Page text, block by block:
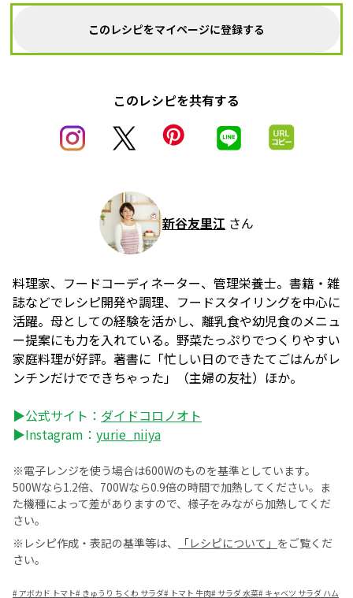
このレシピをマイページに登録する
このレシピを共有する
新谷友里江 さん
料理家、フードコーディネーター、管理栄養士。書籍・雑
誌などでレシピ開発や調理、フードスタイリングを中心に
活躍。母としての経験を活かし、離乳食や幼児食のメニュ
ー提案にも力を入れている。野菜たっぷりでつくりやすい
家庭料理が好評。著書に「忙しい日のできたてごはんがレ
ンチンだけでできちゃった」（主婦の友社）ほか。
▶公式サイト： ダイドコロノオト
▶Instagram： yurie_niiya
※電子レンジを使う場合は600Wのものを基準としています。
500Wなら1.2倍、700Wなら0.9倍の時間で加熱してください。ま
た機種によって差がありますので、様子をみながら加熱してくだ
さい。
※レシピ作成・表記の基準等は、
「レシピについて」 をご覧くだ
さい。
# アボカド トマト# きゅうり ちくわ サラダ# トマト 牛肉# サラダ 水菜# キャベツ サラダ ハム